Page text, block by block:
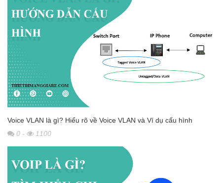
Voice VLAN là gì? Hiểu rõ về Voice VLAN và Ví dụ cấu hình
0 - 1100